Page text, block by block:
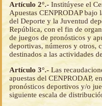
Artículo 2°.- Institúyese el
Apuestas CENPRODAP bajo
del Deporte y la Juventud
República, con el fin de
de juegos de pronósticos y
deportivas, números y otros,
destinados a las actividades
Artículo 3°.- Las
apuestas del CENPRODAP,
pronósticos deportivos y/o
siguiente escala de